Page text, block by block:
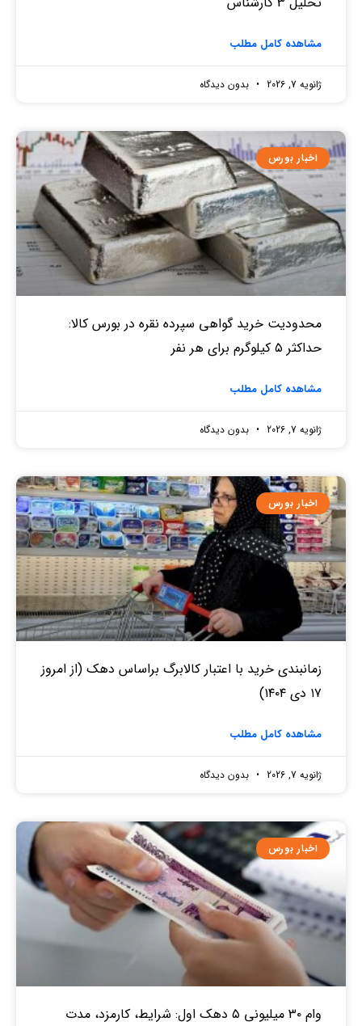
مشاهده کامل مطلب
ژانویه 7, 2026 بدون دیدگاه
اخبار بورس
محدودیت خرید گواهی سپرده نقره در بورس کالا:
حداکثر ۵ کیلوگرم برای هر نفر
مشاهده کامل مطلب
ژانویه 7, 2026 بدون دیدگاه
اخبار بورس
زمانبندی خرید با اعتبار کالابرگ براساس دهک (از امروز
۱۷ دی ۱۴۰۴)
مشاهده کامل مطلب
ژانویه 7, 2026 بدون دیدگاه
اخبار بورس
وام ۳۰ میلیونی ۵ دهک اول: شرایط، کارمزد، مدت